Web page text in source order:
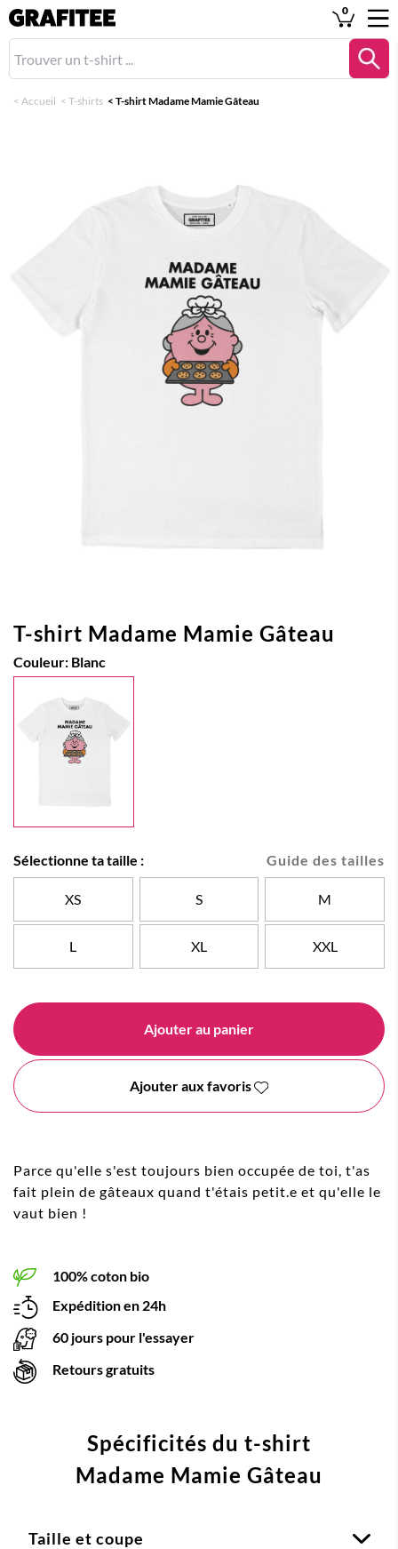
0
< Accueil < T-shirts < T-shirt Madame Mamie Gâteau
T-shirt Madame Mamie Gâteau
Couleur: Blanc
Guide des tailles
Sélectionne ta taille :
XS S M
L XL XXL
Ajouter au panier
Ajouter aux favoris
Parce qu'elle s'est toujours bien occupée de toi, t'as
fait plein de gâteaux quand t'étais petit.e et qu'elle le
vaut bien !
100% coton bio
Expédition en 24h
60 jours pour l'essayer
Retours gratuits
Spécificités du t-shirt
Madame Mamie Gâteau
Taille et coupe